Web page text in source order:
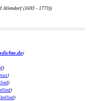
Allendorf (1693 - 1773))
:
)
)
)
)
)